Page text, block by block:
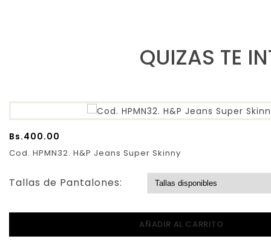
QUIZAS TE
Bs.400.00
Cod. HPMN32. H&P Jeans Super Skinny
Tallas de Pantalones:
AÑADIR AL CARRITO